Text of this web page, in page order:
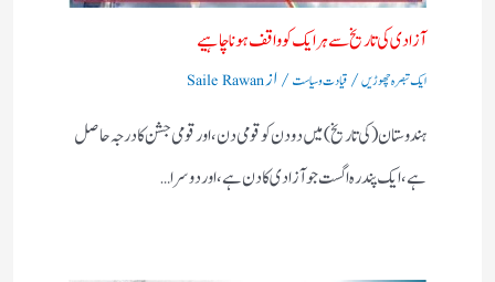
آزادی کی تاریخ سے ہر ایک کو واقف ہونا چاہیے
ایک تبصرہ چھوڑیں/ قیادت وسیاست/ ازSaile Rawan
ہندوستان (کی تاریخ) میں دو دن کو قومی دن، اور قومی جشن کا درجہ حاصل
ہے،ایک پندرہ اگست جو آزادی کا دن ہے، اور دوسرا…